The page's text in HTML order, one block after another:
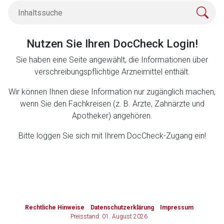
Nutzen Sie Ihren DocCheck Login!
Sie haben eine Seite angewählt, die Informationen über
verschreibungspflichtige Arzneimittel enthält.
Wir können Ihnen diese Information nur zugänglich machen,
wenn Sie den Fachkreisen (z. B. Ärzte, Zahnärzte und
Apotheker) angehören.
Bitte loggen Sie sich mit Ihrem DocCheck-Zugang ein!
Rechtliche Hinweise Datenschutzerklärung
Impressum
Preisstand: 01. August 2026